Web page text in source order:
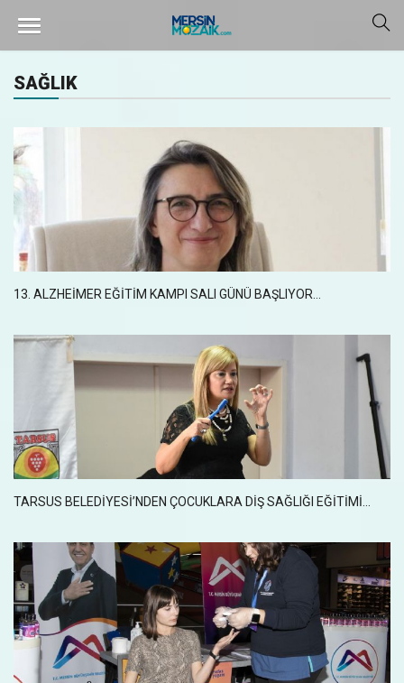
SAĞLIK
13. ALZHEİMER EĞİTİM KAMPI SALI GÜNÜ BAŞLIYOR…
TARSUS BELEDİYESİ’NDEN ÇOCUKLARA DİŞ SAĞLIĞI EĞİTİMİ...